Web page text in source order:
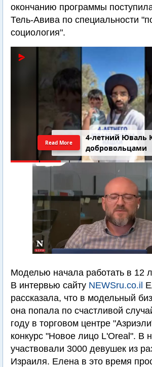
окончанию программы
Тель-Авива по специальности
социология".
4-летний Юваль
добровольцами
Read More
Моделью начала работать в 12
В интервью сайту NEWSru.co.il
рассказала, что в модельный
она попала по счастливой
году в торговом центре
конкурс "Новое лицо L'Oreal". В
участвовали 3000 девушек из
Израиля. Елена в это время